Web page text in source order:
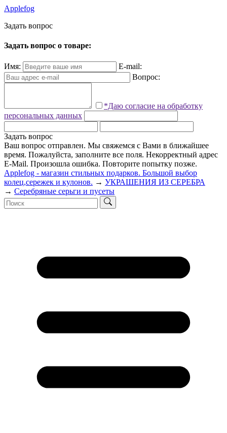
Applefog
Задать вопрос
Задать вопрос о товаре:
Имя:
E-mail:
Вопрос:
*Даю согласие на обработку
персональных данных
Задать вопрос
Ваш вопрос отправлен. Мы свяжемся с Вами в ближайшее
время. Пожалуйста, заполните все поля. Некорректный адрес
E-Mail. Произошла ошибка. Повторите попытку позже.
Applefog - магазин стильных подарков. Большой выбор
колец,сережек и кулонов. → УКРАШЕНИЯ ИЗ СЕРЕБРА
→ Серебряные серьги и пусеты